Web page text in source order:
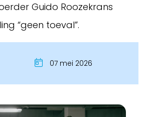
Guido Roozekrans
“geen toeval”.
07 mei 2026